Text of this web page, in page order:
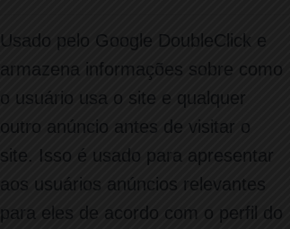
Usado pelo Google DoubleClick e
armazena informações sobre como
o usuário usa o site e qualquer
outro anúncio antes de visitar o
site. Isso é usado para apresentar
aos usuários anúncios relevantes
para eles de acordo com o perfil do